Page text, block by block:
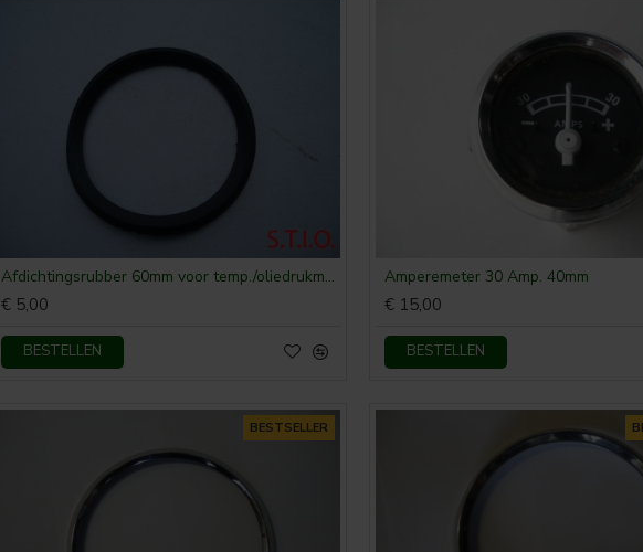
Afdichtingsrubber 60mm voor temp./oliedrukmeter
€ 5,00
BESTELLEN
Amperemeter 30 Amp. 40mm
€ 15,00
BESTELLEN
BESTSELLER